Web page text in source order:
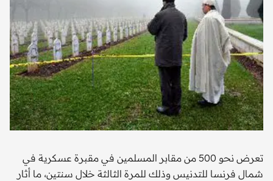
تعرض نحو 500 من مقابر المسلمين في مقبرة عسكرية في
شمال فرنسا للتدنيس وذلك للمرة الثالثة خلال سنتين، ما أثار